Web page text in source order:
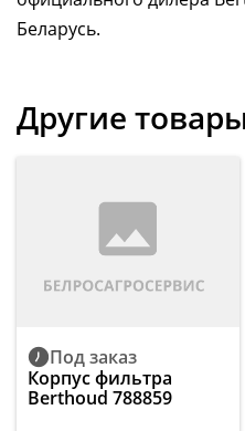
Беларусь.
Другие
Под заказ
Корпус фильтра
Berthoud 788859